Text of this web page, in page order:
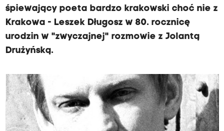
śpiewający poeta bardzo krakowski choć nie z
Krakowa - Leszek Długosz w 80. rocznicę
urodzin w "zwyczajnej" rozmowie z Jolantą
Drużyńską.